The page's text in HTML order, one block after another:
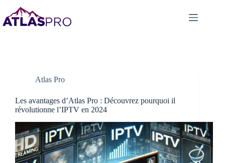
Atlas Pro
Les avantages d’Atlas Pro : Découvrez pourquoi il
révolutionne l’IPTV en 2024